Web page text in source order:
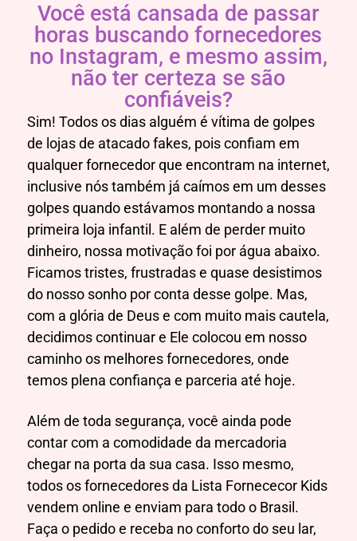
Você está cansada de passar
horas buscando fornecedores
no Instagram, e mesmo assim,
não ter certeza se são
confiáveis?
Sim! Todos os dias alguém é vítima de golpes
de lojas de atacado fakes, pois confiam em
qualquer fornecedor que encontram na internet,
inclusive nós também já caímos em um desses
golpes quando estávamos montando a nossa
primeira loja infantil. E além de perder muito
dinheiro, nossa motivação foi por água abaixo.
Ficamos tristes, frustradas e quase desistimos
do nosso sonho por conta desse golpe. Mas,
com a glória de Deus e com muito mais cautela,
decidimos continuar e Ele colocou em nosso
caminho os melhores fornecedores, onde
temos plena confiança e parceria até hoje.
Além de toda segurança, você ainda pode
contar com a comodidade da mercadoria
chegar na porta da sua casa. Isso mesmo,
todos os fornecedores da Lista Fornececor Kids
vendem online e enviam para todo o Brasil.
Faça o pedido e receba no conforto do seu lar,